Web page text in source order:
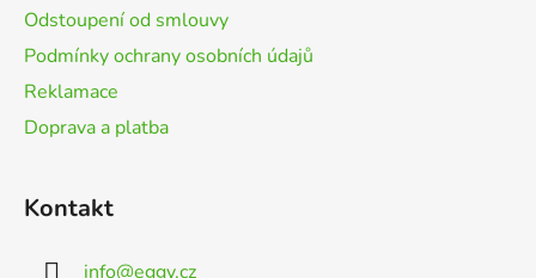
Odstoupení od smlouvy
Podmínky ochrany osobních údajů
Reklamace
Doprava a platba
Kontakt
info@eggy.cz